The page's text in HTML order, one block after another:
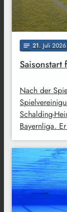
notes 21. Juli
Saisonstart
Nach der
Schalding-
Bayernliga.